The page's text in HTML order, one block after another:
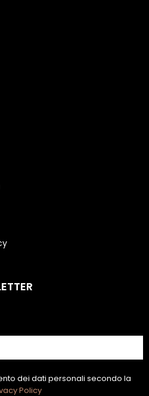
dei dati personali secondo la
Policy